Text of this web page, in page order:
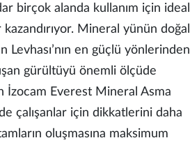
birçok alanda kullanım için ideal
Mineral yünün doğal
en güçlü yönlerinden
gürültüyü önemli ölçüde
İzocam Everest Mineral Asma
çalışanlar için dikkatlerini daha
oluşmasına maksimum